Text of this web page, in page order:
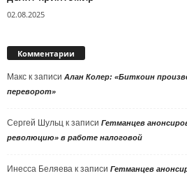
02.08.2025
Комментарии
Макс к записи Алан Колер: «Биткоин
переворот»
Сергей Шульц к записи Гетманцев
революцию» в работе налоговой
Инесса Беляева к записи Гетманцев